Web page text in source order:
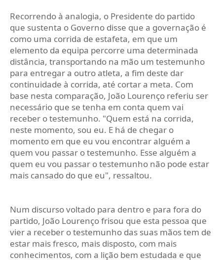
Recorrendo à analogia, o Presidente do partido
que sustenta o Governo disse que a governação é
como uma corrida de estafeta, em que um
elemento da equipa percorre uma determinada
distância, transportando na mão um testemunho
para entregar a outro atleta, a fim deste dar
continuidade à corrida, até cortar a meta. Com
base nesta comparação, João Lourenço referiu ser
necessário que se tenha em conta quem vai
receber o testemunho. "Quem está na corrida,
neste momento, sou eu. E há de chegar o
momento em que eu vou encontrar alguém a
quem vou passar o testemunho. Esse alguém a
quem eu vou passar o testemunho não pode estar
mais cansado do que eu", ressaltou.
Num discurso voltado para dentro e para fora do
partido, João Lourenço frisou que esta pessoa que
vier a receber o testemunho das suas mãos tem de
estar mais fresco, mais disposto, com mais
conhecimentos, com a lição bem estudada e que